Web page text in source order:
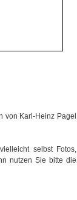
von Karl-Heinz Pagel
selbst Fotos,
nutzen Sie bitte die